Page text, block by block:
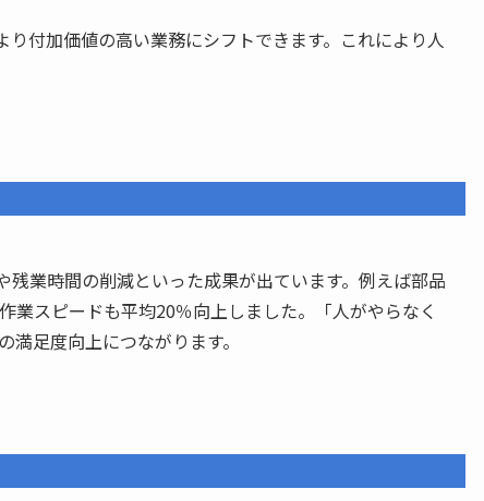
付加価値の高い業務にシフトできます。これにより人
業時間の削減といった成果が出ています。例えば部品
スピードも平均20％向上しました。「人がやらなく
足度向上につながります。